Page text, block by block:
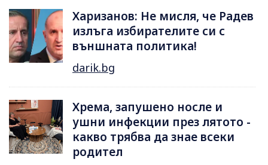
Харизанов: Не мисля, че Радев
излъга избирателите си с
външната политика!
darik.bg
Хрема, запушено носле и
ушни инфекции през лятотo -
какво трябва да знае всеки
родител